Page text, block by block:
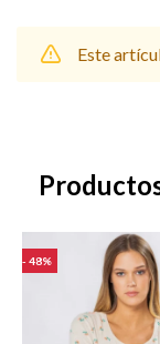
Este
48Sacos